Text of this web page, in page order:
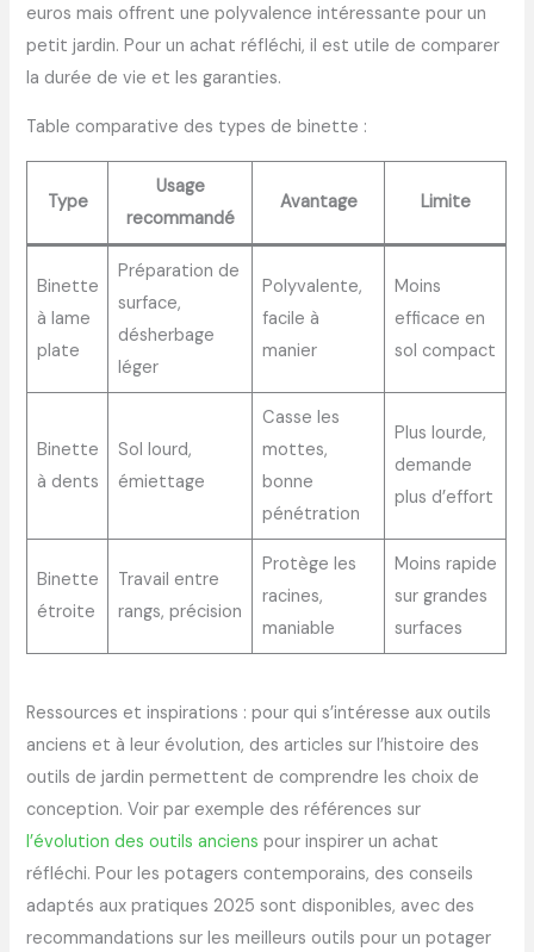
euros mais offrent une polyvalence intéressante pour un
petit jardin. Pour un achat réfléchi, il est utile de comparer
la durée de vie et les garanties.
Table comparative des types de binette :
Type
Usage
recommandé
Avantage Limite
Binette
à lame
plate
Préparation de
surface,
désherbage
léger
Polyvalente,
facile à
manier
Moins
efficace en
sol compact
Binette
à dents
Sol lourd,
émiettage
Casse les
mottes,
bonne
pénétration
Plus lourde,
demande
plus d’effort
Binette
étroite
Travail entre
rangs, précision
Protège les
racines,
maniable
Moins rapide
sur grandes
surfaces
Ressources et inspirations : pour qui s’intéresse aux outils
anciens et à leur évolution, des articles sur l’histoire des
outils de jardin permettent de comprendre les choix de
conception. Voir par exemple des références sur
l’évolution des outils anciens pour inspirer un achat
réfléchi. Pour les potagers contemporains, des conseils
adaptés aux pratiques 2025 sont disponibles, avec des
recommandations sur les meilleurs outils pour un potager